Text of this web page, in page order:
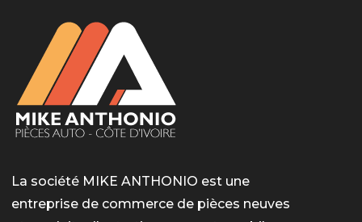
used-panties-es/
La société MIKE ANTHONIO est une
entreprise de commerce de pièces neuves